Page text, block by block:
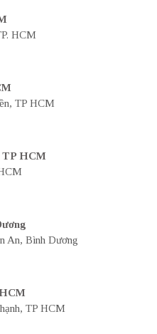
HCM
TP HCM
TP HCM
An, Bình Dương
TP HCM